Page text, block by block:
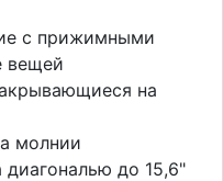
с прижимными
вещей
на
молнии
диагональю до 15,6"